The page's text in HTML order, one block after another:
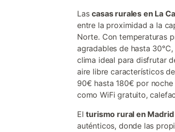
Lascasas rurales en La
entre la proximidad a la
Norte. Con temperaturas
agradables de hasta
clima ideal para disfrutar
aire libre característicos
90€ hasta 180€ por
como WiFi gratuito,
Elturismo rural en Madrid
auténticos, donde las